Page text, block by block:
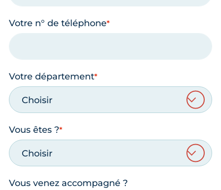
Votre n° de téléphone
Votre département
Choisir
Vous êtes ?
Choisir
Vous venez accompagné ?